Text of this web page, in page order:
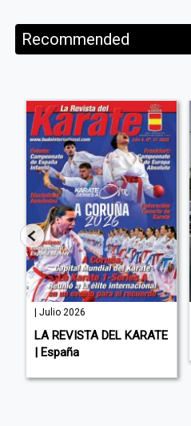
Recommended
| Julio 2026
LA REVISTA DEL KARATE
| España